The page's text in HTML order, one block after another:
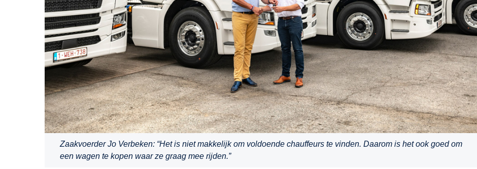
Zaakvoerder Jo Verbeken: “Het is niet makkelijk om voldoende chauffeurs te vinden. Daarom is het ook goed om
een wagen te kopen waar ze graag mee rijden.”